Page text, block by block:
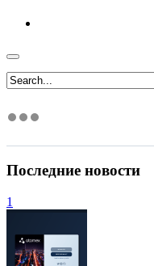
Последние новости
1